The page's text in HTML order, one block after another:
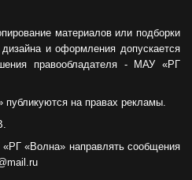
материалов или подборки
и оформления допускается
правообладателя - МАУ «РГ
на правах рекламы.
«Волна» направлять сообщения